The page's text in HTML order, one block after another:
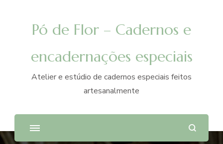
Pó de Flor – Cadernos e
encadernações especiais
Atelier e estúdio de cadernos especiais feitos
artesanalmente